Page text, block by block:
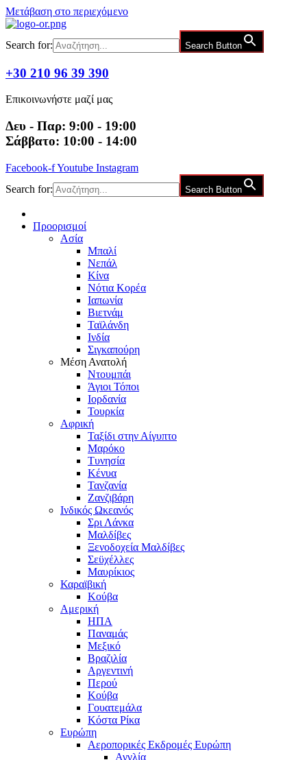
Μετάβαση στο περιεχόμενο
Search for: Search Button
+30 210 96 39 390
Επικοινωνήστε μαζί μας
Δευ - Παρ: 9:00 - 19:00
Σάββατο: 10:00 - 14:00
Facebook-fYoutube Instagram
Search for:
Search Button
Προορισμοί
Ασία
Μπαλί
Νεπάλ
Κίνα
Νότια Κορέα
Ιαπωνία
Βιετνάμ
Ταϊλάνδη
Ινδία
Σιγκαπούρη
Μέση Ανατολή
Ντουμπάι
Άγιοι Τόποι
Ιορδανία
Τουρκία
Αφρική
Ταξίδι στην Αίγυπτο
Μαρόκο
Τυνησία
Κένυα
Τανζανία
Ζανζιβάρη
Ινδικός Ωκεανός
Σρι Λάνκα
Μαλδίβες
Ξενοδοχεία Μαλδίβες
Σεϋχέλλες
Μαυρίκιος
Καραϊβική
Κούβα
Αμερική
ΗΠΑ
Παναμάς
Μεξικό
Βραζιλία
Αργεντινή
Περού
Κούβα
Γουατεμάλα
Κόστα Ρίκα
Ευρώπη
Αεροπορικές Εκδρομές Ευρώπη
Αγγλία